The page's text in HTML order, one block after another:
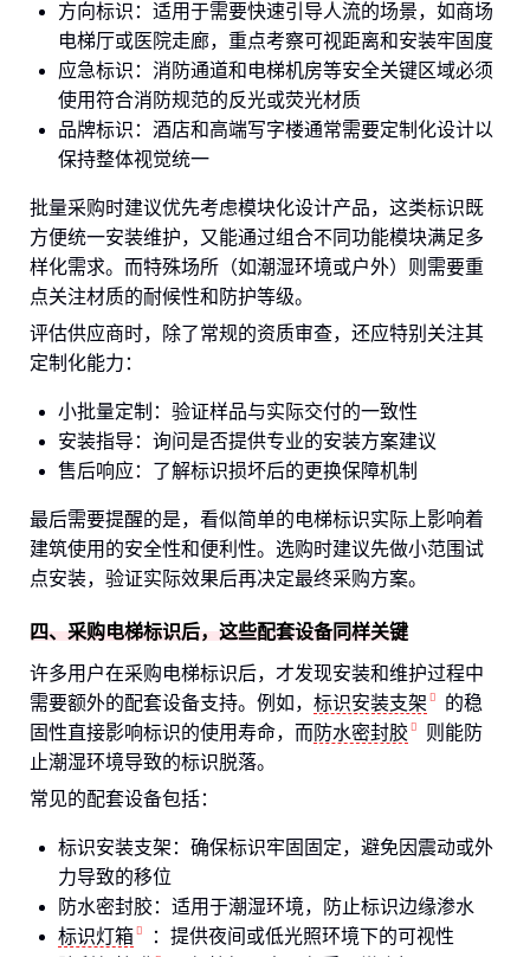
方向标识：适用于需要快速引导人流的场景，如商场
电梯厅或医院走廊，重点考察可视距离和安装牢固度
应急标识：消防通道和电梯机房等安全关键区域必须
使用符合消防规范的反光或荧光材质
品牌标识：酒店和高端写字楼通常需要定制化设计以
保持整体视觉统一
批量采购时建议优先考虑模块化设计产品，这类标识既
方便统一安装维护，又能通过组合不同功能模块满足多
样化需求。而特殊场所（如潮湿环境或户外）则需要重
点关注材质的耐候性和防护等级。
评估供应商时，除了常规的资质审查，还应特别关注其
定制化能力：
小批量定制：验证样品与实际交付的一致性
安装指导：询问是否提供专业的安装方案建议
售后响应：了解标识损坏后的更换保障机制
最后需要提醒的是，看似简单的电梯标识实际上影响着
建筑使用的安全性和便利性。选购时建议先做小范围试
点安装，验证实际效果后再决定最终采购方案。
四、采购电梯标识后，这些配套设备同样关键
许多用户在采购电梯标识后，才发现安装和维护过程中
需要额外的配套设备支持。例如， 标识安装支架
的稳
固性直接影响标识的使用寿命，而 防水密封胶
则能防
止潮湿环境导致的标识脱落。
常见的配套设备包括：
标识安装支架：确保标识牢固固定，避免因震动或外
力导致的移位
防水密封胶：适用于潮湿环境，防止标识边缘渗水
标识灯箱
：提供夜间或低光照环境下的可视性